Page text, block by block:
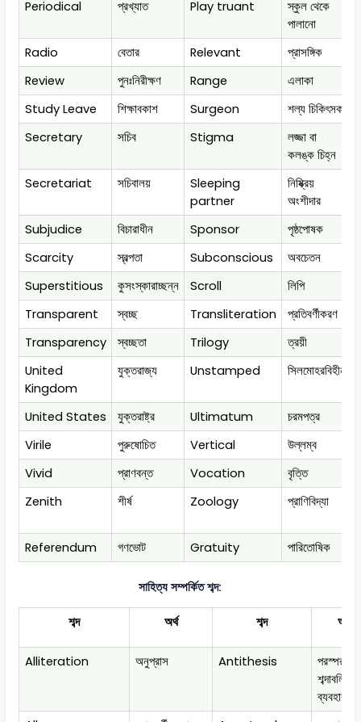
Periodical প্রখ্যাত Play truant
স্কুল থেকে
পালানো
Radio বেতার Relevant প্রাসঙ্গিক
Review
পুনঃনিরীক্ষণ Range এলাকা
Study Leave
শিক্ষাবকাশ Surgeon শল্য চিকিৎসক
Secretary
সচিব Stigma
লজ্জা বা
কলঙ্ক চিহ্ন
Secretariat সচিবালয়
Sleeping
partner
নিষ্ক্রিয়
অংশীদার
Subjudice বিচারাধীন Sponsor পৃষ্ঠপোষক
Scarcity
স্বল্পতা Subconscious অবচেতন
Superstitious
কুসংস্কারাচ্ছন্ন Scroll লিপি
Transparent
স্বচ্ছ Transliteration প্রতিবর্ণীকরণ
Transparency
স্বচ্ছতা Trilogy ত্রয়ী
United
Kingdom
যুক্তরাজ্য Unstamped সিলমোহরবিহীন
United States যুক্তরাষ্ট্র Ultimatum চরমপত্র
Virile
পুরুষোচিত Vertical উল্লম্ব
Vivid
প্রাণবন্ত Vocation বৃত্তি
Zenith
শীর্ষ Zoology প্রাণিবিদ্যা
Referendum
গণভোট Gratuity পারিতোষিক
সাহিত্য সম্পর্কিত শব্দ:
শব্দ অর্থ শব্দ অর্থ
Alliteration অনুপ্রাস Antithesis
শব্দাবলি
ব্যবহার